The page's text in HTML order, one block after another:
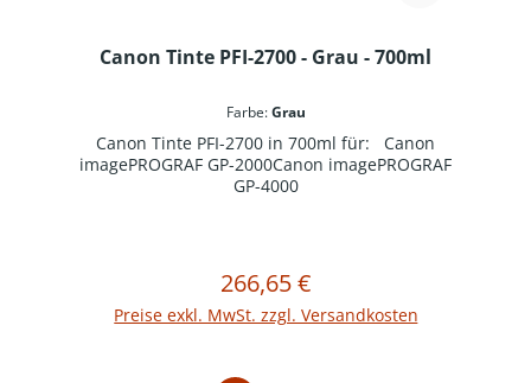
Canon Tinte PFI-2700 - Grau - 700ml
Farbe:Grau
Canon Tinte PFI-2700 in 700ml für: Canon
imagePROGRAF GP-2000Canon imagePROGRAF
GP-4000
Regulärer Preis:
266,65 €
Preise exkl. MwSt. zzgl. Versandkosten
In den Warenkorb